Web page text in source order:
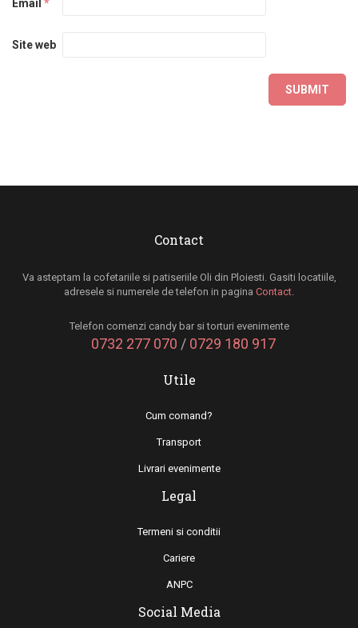
Email *
Site web
Contact
Va asteptam la cofetariile si patiseriile Oli din Ploiesti. Gasiti locatiile,
adresele si numerele de telefon in pagina Contact.
Telefon comenzi candy bar si torturi evenimente
0732 277 070 / 0729 180 917
Utile
Cum comand?
Transport
Livrari evenimente
Legal
Termeni si conditii
Cariere
ANPC
Social Media